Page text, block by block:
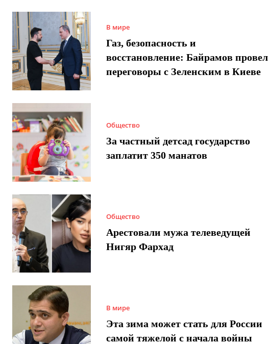
В мире
Газ, безопасность и
восстановление: Байрамов провел
переговоры с Зеленским в Киеве
Общество
За частный детсад государство
заплатит 350 манатов
Общество
Арестовали мужа телеведущей
Нигяр Фархад
В мире
Эта зима может стать для России
самой тяжелой с начала войны